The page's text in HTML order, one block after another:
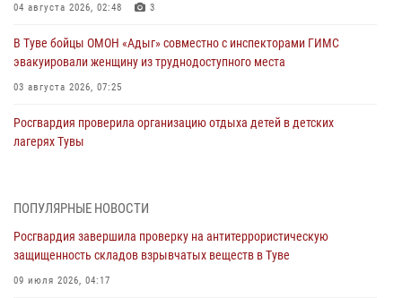
04 августа 2026, 02:48 3
В Туве бойцы ОМОН «Адыг» совместно с инспекторами ГИМС
эвакуировали женщину из труднодоступного места
03 августа 2026, 07:25
Росгвардия проверила организацию отдыха детей в детских
лагерях Тувы
Сотрудники вневедомственной охраны приняли участие в акции
29 июля 2026, 09:41
26 сигналов «Тревога» с автотранспортов отработали экипажи
ПОПУЛЯРНЫЕ НОВОСТИ
Росгвардия завершила проверку на антитеррористическую
защищенность складов взрывчатых веществ в Туве
09 июля 2026, 04:17